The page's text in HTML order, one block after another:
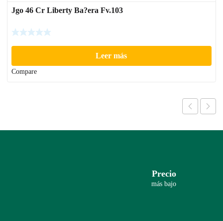
Jgo 46 Cr Liberty Ba?era Fv.103
Leer más
Compare
Precio
más bajo